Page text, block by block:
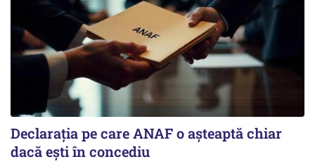
Declarația pe care ANAF o așteaptă chiar
dacă ești în concediu